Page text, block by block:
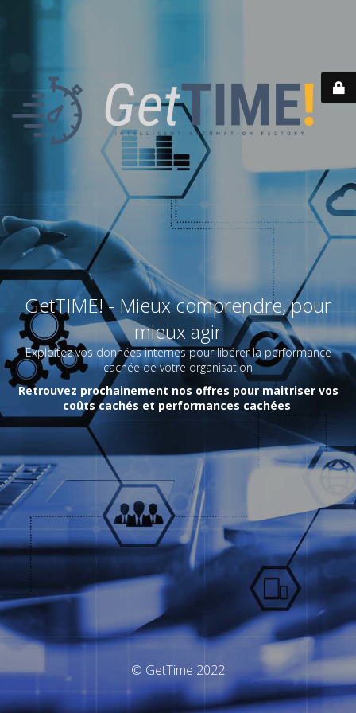
GetTIME! - Mieux comprendre, pour
mieux agir
Exploitez vos données internes pour libérer la performance
cachée de votre organisation
Retrouvez prochainement nos offres pour maitriser vos
coûts cachés et performances cachées
© GetTime 2022